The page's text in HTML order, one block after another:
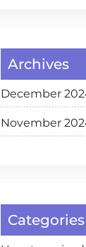
Archives
December
November
Categories